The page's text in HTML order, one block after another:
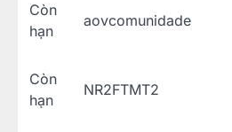
Còn
hạn
aovcomunidade
Còn
hạn
NR2FTMT2